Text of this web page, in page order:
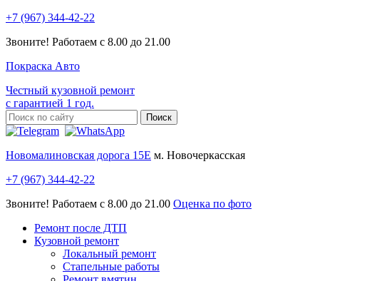
+7 (967) 344-42-22
Звоните! Работаем с 8.00 до 21.00
Покраска Авто
Честный кузовной ремонт
с гарантией 1 год.
Новомалиновская дорога 15Е м. Новочеркасская
+7 (967) 344-42-22
Звоните! Работаем с 8.00 до 21.00 Оценка по фото
Ремонт после ДТП
Кузовной ремонт
Локальный ремонт
Стапельные работы